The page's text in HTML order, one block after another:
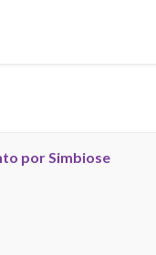
por Simbiose